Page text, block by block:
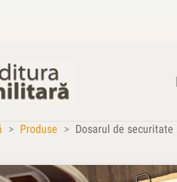
> Produse > Dosarul de